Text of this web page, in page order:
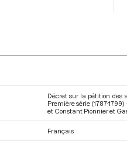
Décret sur la pétition des
Première série (1787-
et Constant Pionnier et
Français